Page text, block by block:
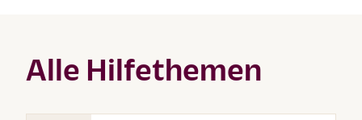
Alle Hilfethemen